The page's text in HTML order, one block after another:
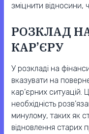
зміцнити відносини,
РОЗКЛАД
КАР’ЄРУ
У розкладі на
вказувати на
кар’єрних
необхідність
минулому, таких як
відновлення старих